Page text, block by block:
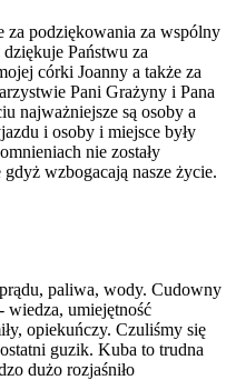
za podziękowania za wspólny
Państwu za
córki Joanny a także za
Pani Grażyny i Pana
najważniejsze są osoby a
i osoby i miejsce były
nie zostały
wzbogacają nasze życie.
paliwa, wody. Cudowny
wiedza, umiejętność
opiekuńczy. Czuliśmy się
guzik. Kuba to trudna
dużo rozjaśniło